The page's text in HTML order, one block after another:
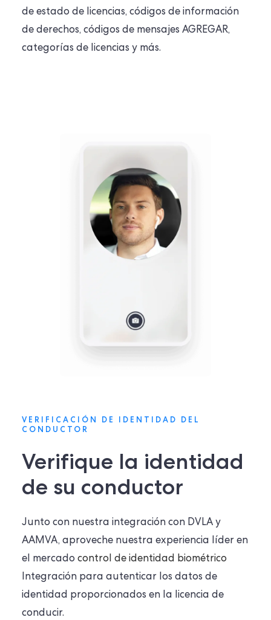
de estado de licencias, códigos de información
de derechos, códigos de mensajes AGREGAR,
categorías de licencias y más.
VERIFICACIÓN DE IDENTIDAD DEL
CONDUCTOR
Verifique la identidad
de su conductor
Junto con nuestra integración con DVLA y
AAMVA, aproveche nuestra experiencia líder en
el mercado control de identidad biométrico
Integración para autenticar los datos de
identidad proporcionados en la licencia de
conducir.